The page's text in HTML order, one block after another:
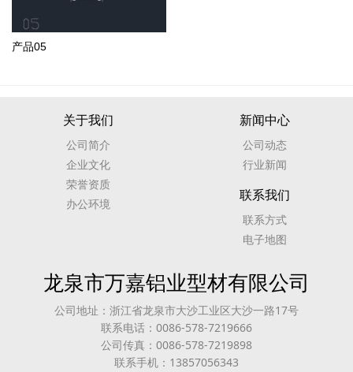
产品05
关于我们
公司简介
企业文化
荣誉资质
办公环境
新闻中心
公司动态
行业新闻
联系我们
联系方式
电子地图
龙泉市万嘉铝业型材有限公司
公司地址：浙江省龙泉市大沙工业区大沙一路17号
联系电话：0086-578-7219666
公司传真：0086-578-7219898
联系手机：13857056343